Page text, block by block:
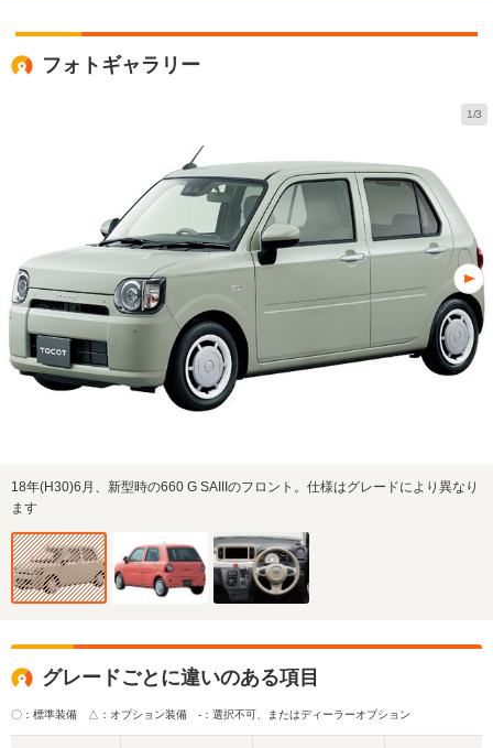
フォトギャラリー
1/3
18年(H30)6月、新型時の660 G SAIIIのフロント。仕様はグレードにより異なり
ます
グレードごとに違いのある項目
〇：標準装備 △：オプション装備 -：選択不可、またはディーラーオプション